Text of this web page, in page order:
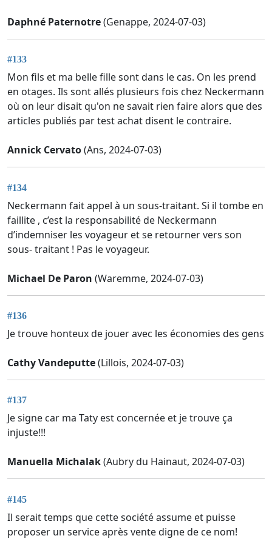
Daphné Paternotre(Genappe, 2024-07-03)
#133
Mon fils et ma belle fille sont dans le cas. On les prend
en otages. Ils sont allés plusieurs fois chez Neckermann
où on leur disait qu'on ne savait rien faire alors que des
articles publiés par test achat disent le contraire.
Annick Cervato(Ans, 2024-07-03)
#134
Neckermann fait appel à un sous-traitant. Si il tombe en
faillite , c’est la responsabilité de Neckermann
d’indemniser les voyageur et se retourner vers son
sous- traitant ! Pas le voyageur.
Michael De Paron (Waremme, 2024-07-03)
#136
Je trouve honteux de jouer avec les économies des gens
Cathy Vandeputte(Lillois, 2024-07-03)
#137
Je signe car ma Taty est concernée et je trouve ça
injuste!!!
Manuella Michalak(Aubry du Hainaut, 2024-07-03)
#145
Il serait temps que cette société assume et puisse
proposer un service après vente digne de ce nom!